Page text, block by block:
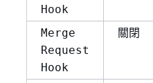
Hook
Merge
Request
Hook
關閉